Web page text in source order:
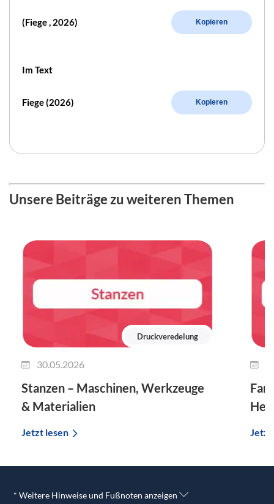
(Fiege , 2026) Kopieren
Im Text
Fiege (2026) Kopieren
Unsere Beiträge zu weiteren Themen
Druckveredelung
30.05.2026
Stanzen – Maschinen, Werkzeuge
& Materialien
Jetzt lesen Jetzt
* Weitere Hinweise und Fußnoten anzeigen